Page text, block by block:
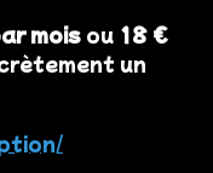
mois ou 18 €
un